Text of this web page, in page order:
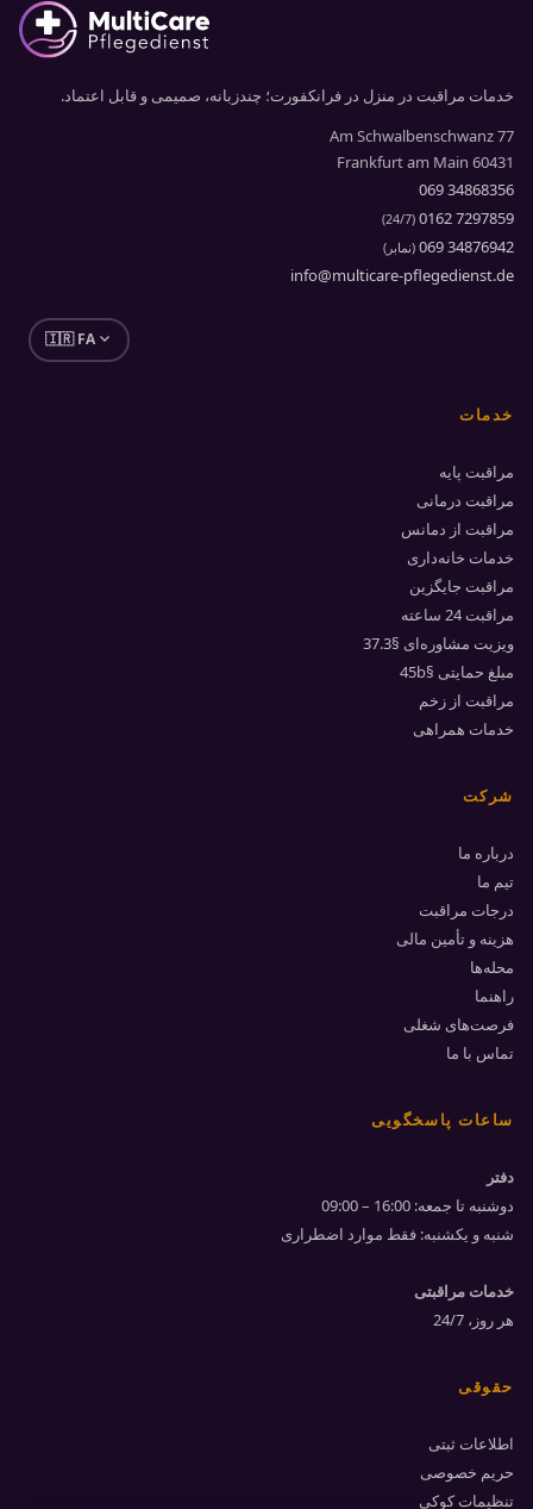
خدمات مراقبت در منزل در فرانکفورت؛ چندزبانه، صمیمی و قابل اعتماد.
Am Schwalbenschwanz 77
60431 Frankfurt am Main
069 34868356
0162 7297859
(
24/7
)
069 34876942 (نمابر)
info@multicare-pflegedienst.de
🇮🇷 FAexpand_more
خدمات
مراقبت پایه
مراقبت درمانی
مراقبت از دمانس
خدمات خانه‌داری
مراقبت جایگزین
مراقبت 24 ساعته
ویزیت مشاوره‌ای §37.3
مبلغ حمایتی §45b
مراقبت از زخم
خدمات همراهی
شرکت
درباره ما
تیم ما
درجات مراقبت
هزینه و تأمین مالی
محله‌ها
راهنما
فرصت‌های شغلی
تماس با ما
ساعات پاسخگویی
دفتر
دوشنبه تا جمعه: 09:00 – 16:00
شنبه و یکشنبه: فقط موارد اضطراری
خدمات مراقبتی
هر روز، 24/7
حقوقی
اطلاعات ثبتی
حریم خصوصی
تنظیمات کوکی